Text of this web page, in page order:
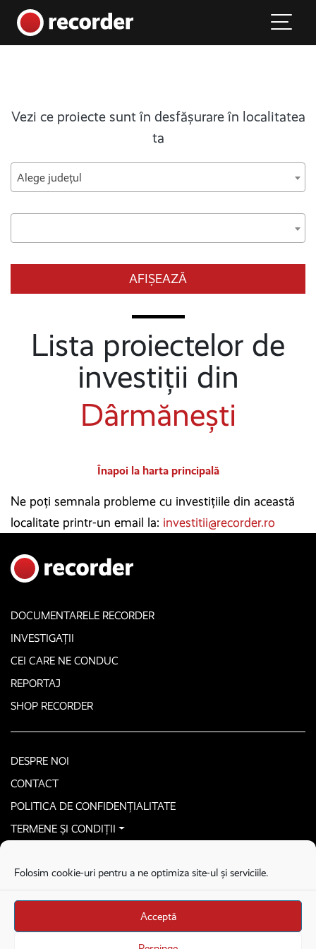
Folosim cookie-uri pentru a ne optimiza site-ul și serviciile.
Acceptă
Main Navigation
Vezi ce proiecte sunt în desfășurare în localitatea
ta
Alege județul
AFIȘEAZĂ
Lista proiectelor de
investiții din
Dârmănești
Înapoi la harta principală
Ne poți semnala probleme cu investițiile din această
localitate printr-un email la: investitii@recorder.ro
DOCUMENTARELE RECORDER
INVESTIGAȚII
CEI CARE NE CONDUC
REPORTAJ
SHOP RECORDER
DESPRE NOI
CONTACT
POLITICA DE CONFIDENȚIALITATE
TERMENE ȘI CONDIȚII
Stega creative
Brandul Recorder e operat de Asociația Recorder Community, sub licența SC